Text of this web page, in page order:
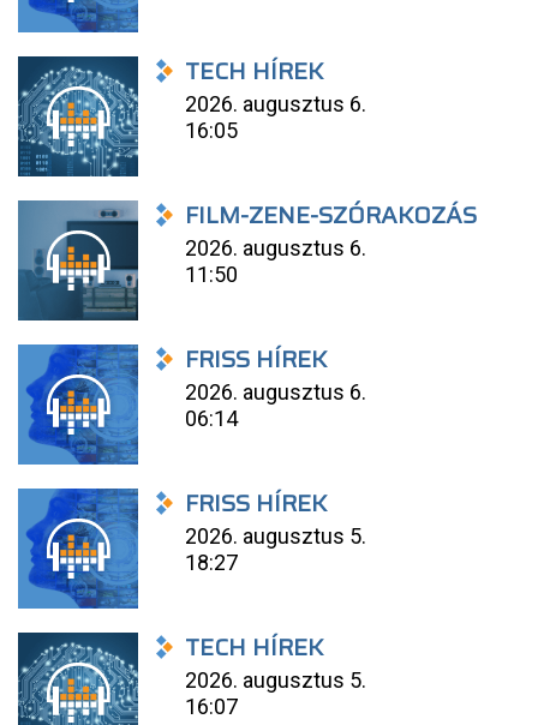
TECH HÍREK
2026. augusztus 6.
16:05
FILM-ZENE-SZÓRAKOZÁS
2026. augusztus 6.
11:50
FRISS HÍREK
2026. augusztus 6.
06:14
FRISS HÍREK
2026. augusztus 5.
18:27
TECH HÍREK
2026. augusztus 5.
16:07